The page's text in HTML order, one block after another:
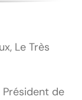
Le Très
de